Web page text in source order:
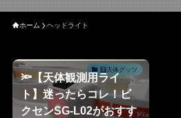
ホーム ヘッドライト
🧮天体グッツ
🔦【天体観測用ライ
ト】迷ったらコレ！ビ
クセンSG-L02がおすす